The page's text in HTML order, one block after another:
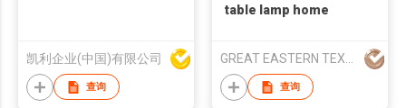
凯利企业(中国)有限公司
查询
table lamp home
GREAT EASTERN TEXTILES LIMITED
查询